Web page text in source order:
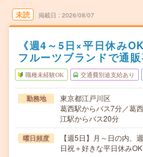
未読 掲載日 2026/08/07
《週4～5日×平日休み
フルーツブランドで通
職種未経験OK 交通費別途支給あり
勤務地
東京都江戸川区
葛西駅からバス7分／葛
江駅からバス20分
曜日頻度
【週5日】月～日の内
日祝＋好きな平日休みOK